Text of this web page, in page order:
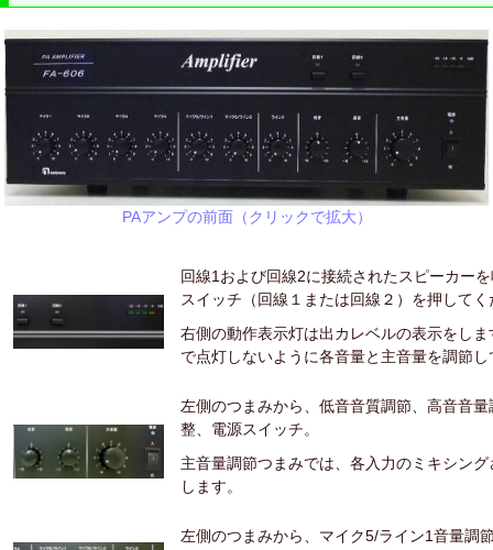
PAアンプの前面（クリックで拡大）
回線1および回線2に接続されたスピーカー
スイッチ（回線１または回線２）を押してく
右側の動作表示灯は出カレベルの表示をし
で点灯しないように各音量と主音量を調節
左側のつまみから、低音音質調節、高音音
整、電源スイッチ。
主音量調節つまみでは、各入力のミキシン
します。
左側のつまみから、マイク5/ライン1音量調